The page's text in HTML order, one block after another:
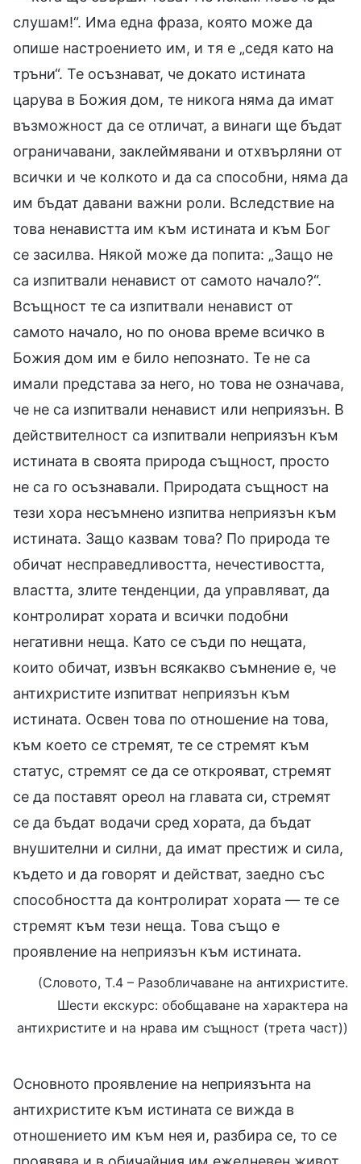
слушам!“. Има една фраза, която може да
опише настроението им, и тя е „седя като на
тръни“. Те осъзнават, че докато истината
царува в Божия дом, те никога няма да имат
възможност да се отличат, а винаги ще бъдат
ограничавани, заклеймявани и отхвърляни от
всички и че колкото и да са способни, няма да
им бъдат давани важни роли. Вследствие на
това ненавистта им към истината и към Бог
се засилва. Някой може да попита: „Защо не
са изпитвали ненавист от самото начало?“.
Всъщност те са изпитвали ненавист от
самото начало, но по онова време всичко в
Божия дом им е било непознато. Те не са
имали представа за него, но това не означава,
че не са изпитвали ненавист или неприязън. В
действителност са изпитвали неприязън към
истината в своята природа същност, просто
не са го осъзнавали. Природата същност на
тези хора несъмнено изпитва неприязън към
истината. Защо казвам това? По природа те
обичат несправедливостта, нечестивостта,
властта, злите тенденции, да управляват, да
контролират хората и всички подобни
негативни неща. Като се съди по нещата,
които обичат, извън всякакво съмнение е, че
антихристите изпитват неприязън към
истината. Освен това по отношение на това,
към което се стремят, те се стремят към
статус, стремят се да се открояват, стремят
се да поставят ореол на главата си, стремят
се да бъдат водачи сред хората, да бъдат
внушителни и силни, да имат престиж и сила,
където и да говорят и действат, заедно със
способността да контролират хората — те се
стремят към тези неща. Това също е
проявление на неприязън към истината.
(Словото, Т.4 – Разобличаване на антихристите.
Шести екскурс: обобщаване на характера на
антихристите и на нрава им същност (трета част))
Основното проявление на неприязънта на
антихристите към истината се вижда в
отношението им към нея и, разбира се, то се